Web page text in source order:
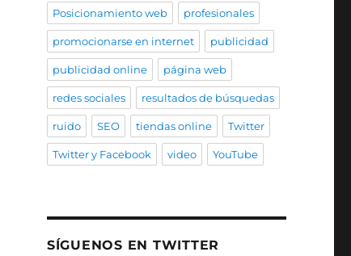
Posicionamiento web profesionales
promocionarse en internet publicidad
publicidad online página web
redes sociales resultados de búsquedas
ruido SEO tiendas online Twitter
Twitter y Facebook video YouTube
SÍGUENOS EN TWITTER